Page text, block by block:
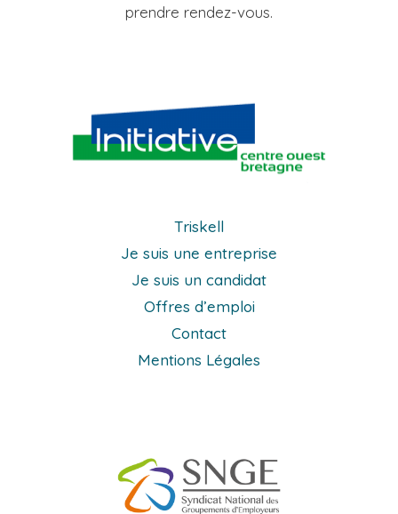
prendre rendez-vous.
Triskell
Je suis une entreprise
Je suis un candidat
Offres d’emploi
Contact
Mentions Légales